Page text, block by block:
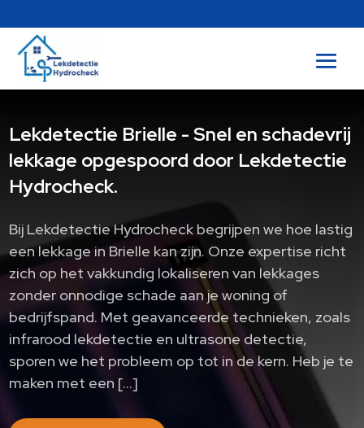
Lekdetectie Brielle - Snel en schadevrij
lekkage opgespoord door Lekdetectie
Hydrocheck.
Bij Lekdetectie Hydrocheck begrijpen we hoe lastig
een lekkage in Brielle kan zijn. Onze expertise richt
zich op het vakkundig lokaliseren van lekkages
zonder onnodige schade aan je woning of
bedrijfspand. Met geavanceerde technieken, zoals
infrarood lekdetectie en ultrasone detectie,
sporen we het probleem op tot in de kern. Heb je te
maken met een […]